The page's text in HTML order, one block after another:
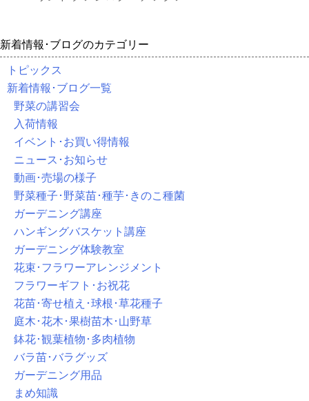
新着情報･ブログのカテゴリー
トピックス
新着情報･ブログ一覧
野菜の講習会
入荷情報
イベント･お買い得情報
ニュース･お知らせ
動画･売場の様子
野菜種子･野菜苗･種芋･きのこ種菌
ガーデニング講座
ハンギングバスケット講座
ガーデニング体験教室
花束･フラワーアレンジメント
フラワーギフト･お祝花
花苗･寄せ植え･球根･草花種子
庭木･花木･果樹苗木･山野草
鉢花･観葉植物･多肉植物
バラ苗･バラグッズ
ガーデニング用品
まめ知識